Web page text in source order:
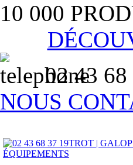
10 000
02 43 68
NOUS
TROT | GALOP
ÉQUIPEMENTS